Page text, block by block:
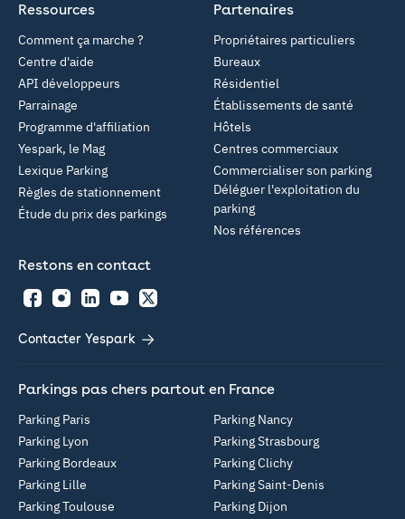
Partenaires
Propriétaires particuliers
Bureaux
Résidentiel
Établissements de santé
Hôtels
Centres commerciaux
Commercialiser son parking
Déléguer l'exploitation du
parking
Nos références
Ressources
Comment ça marche ?
Centre d'aide
API développeurs
Parrainage
Programme d'affiliation
Yespark, le Mag
Lexique Parking
Règles de stationnement
Étude du prix des parkings
Restons en contact
FacebookInstagramLinkedInYouTubeTwitter
Contacter Yespark
Parkings pas chers partout en France
Parking Paris
Parking Lyon
Parking Bordeaux
Parking Lille
Parking Toulouse
Parking Nancy
Parking Strasbourg
Parking Clichy
Parking Saint-Denis
Parking Dijon